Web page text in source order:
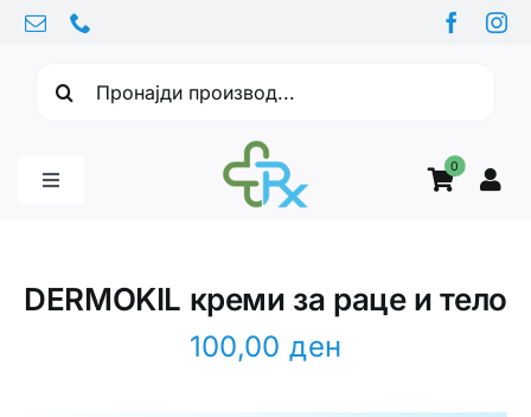
Skip
content
0
Toggle
DERMOKIL креми за раце и тело
100,00ден